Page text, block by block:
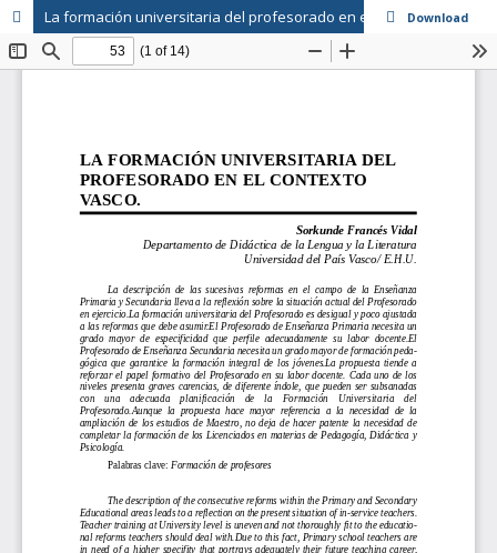
La formación universitaria del profesorado en el contexto vasco
Download